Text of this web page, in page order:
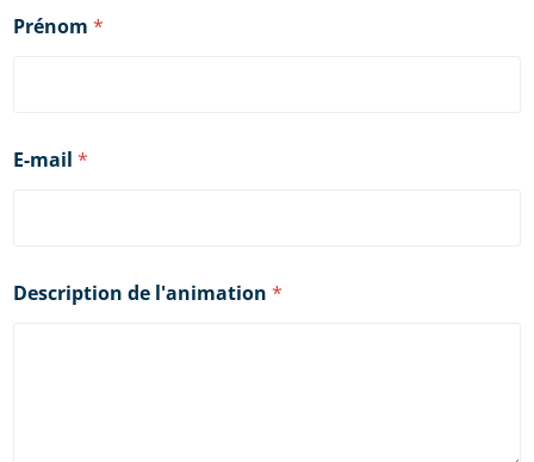
Prénom *
E-mail *
Description de l'animation *